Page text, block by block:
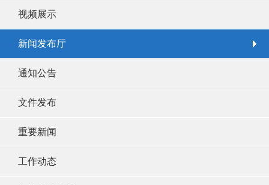
视频展示
新闻发布厅
通知公告
文件发布
重要新闻
工作动态